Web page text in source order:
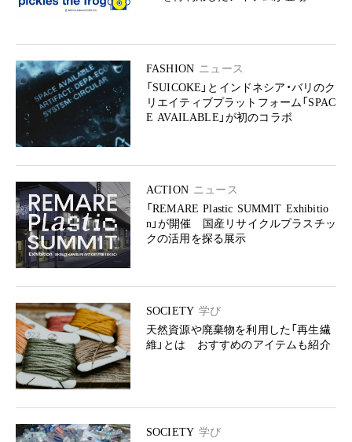
FASHION ニュース
「SUICOKE」とインドネシア・バリのク
リエイティブプラットフォーム「SPAC
E AVAILABLE」が初のコラボ
ACTION ニュース
「REMARE Plastic SUMMIT Exhibitio
n」が開催 国産リサイクルプラスチッ
クの活用を探る展示
SOCIETY 学び
天然資源や廃棄物を利用した「再生繊
維」とは おすすめのアイテムも紹介
SOCIETY 学び